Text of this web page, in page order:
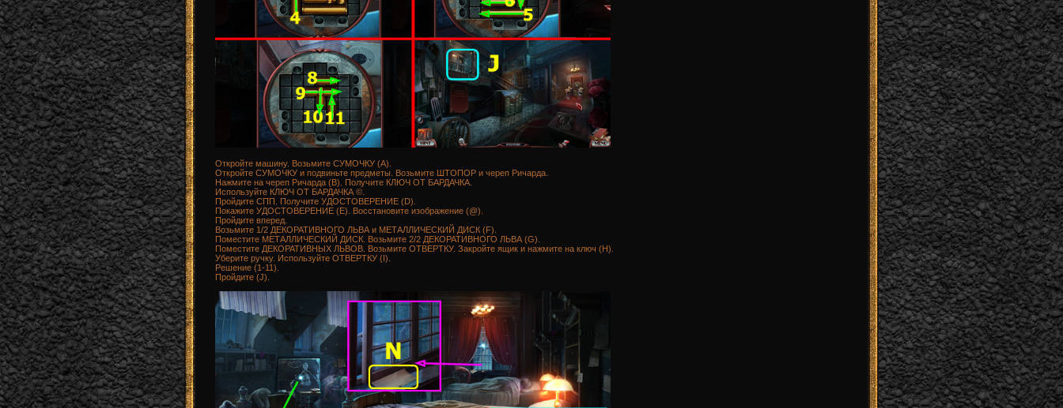
Откройте машину. Возьмите СУМОЧКУ (A).
Откройте СУМОЧКУ и подвиньте предметы. Возьмите ШТОПОР и череп Ричарда.
Нажмите на череп Ричарда (B). Получите КЛЮЧ ОТ БАРДАЧКА.
Используйте КЛЮЧ ОТ БАРДАЧКА ©.
Пройдите СПП. Получите УДОСТОВЕРЕНИЕ (D).
Покажите УДОСТОВЕРЕНИЕ (E). Восстановите изображение (@).
Пройдите вперед.
Возьмите 1/2 ДЕКОРАТИВНОГО ЛЬВА и МЕТАЛЛИЧЕСКИЙ ДИСК (F).
Поместите МЕТАЛЛИЧЕСКИЙ ДИСК. Возьмите 2/2 ДЕКОРАТИВНОГО ЛЬВА (G).
Поместите ДЕКОРАТИВНЫХ ЛЬВОВ. Возьмите ОТВЕРТКУ. Закройте ящик и нажмите на ключ (H).
Уберите ручку. Используйте ОТВЕРТКУ (I).
Решение (1-11).
Пройдите (J).